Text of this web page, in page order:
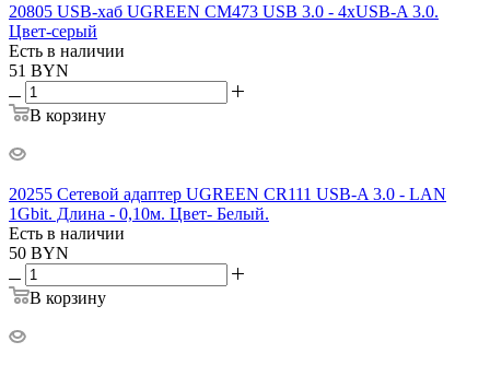
20805 USB-хаб UGREEN CM473 USB 3.0 - 4xUSB-A 3.0.
Цвет-серый
Есть в наличии
51 BYN
В корзину
20255 Сетевой адаптер UGREEN CR111 USB-A 3.0 - LAN
1Gbit. Длина - 0,10м. Цвет- Белый.
Есть в наличии
50 BYN
В корзину